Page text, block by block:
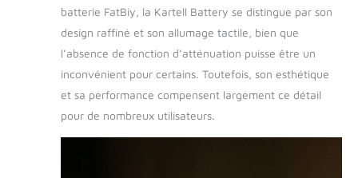
batterie FatBiy, la Kartell Battery se distingue par son
design raffiné et son allumage tactile, bien que
l’absence de fonction d’atténuation puisse être un
inconvénient pour certains. Toutefois, son esthétique
et sa performance compensent largement ce détail
pour de nombreux utilisateurs.